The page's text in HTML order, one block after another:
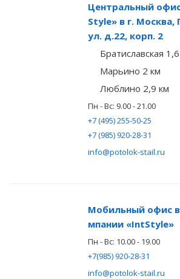
Центральный
Style» в г. Москва,
ул. д.22, корп. 2
Братиславская
Марьино 2 км
Люблино 2,9 км
Пн - Вс: 9.00 - 21.00
+7 (495) 255-50-25
+7 (985) 920-28-31
info@potolok-stail.ru
Мобильный офис
мпании «IntStyle»
Пн - Вс: 10.00 - 19.00
+7(985) 920-28-31
info@potolok-stail.ru